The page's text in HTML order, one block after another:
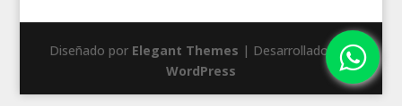
Diseñado por Elegant Themes | Desarrollado por
WordPress